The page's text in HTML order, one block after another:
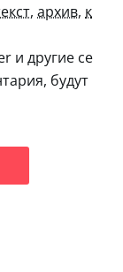
, архив, к
и другие се
будут